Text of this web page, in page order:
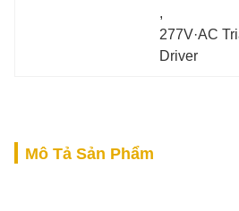
,
277V·AC
Driver
Mô Tả Sản Phẩm